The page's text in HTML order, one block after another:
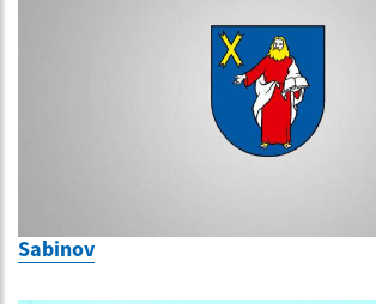
Sabinov